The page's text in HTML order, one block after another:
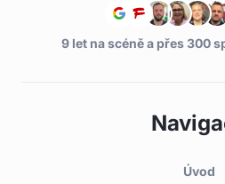
9 let na scéně a přes 300
Úvod